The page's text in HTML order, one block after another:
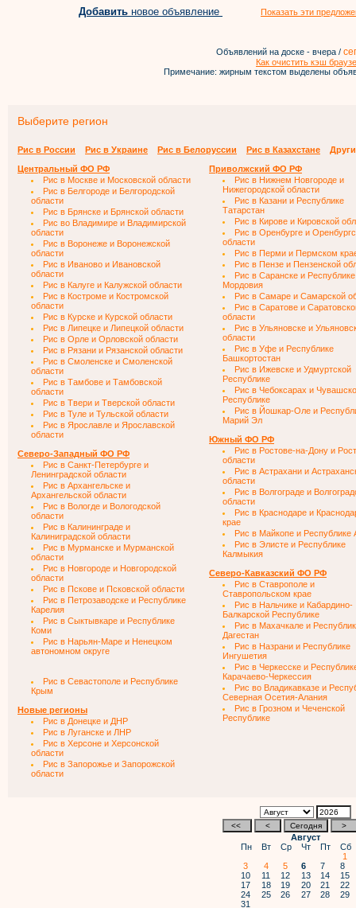
Добавить новое объявление Показать эти
Объявлений на доске - вчера /
Как очистить кэш
Примечание: жирным текстом выделены
Выберите регион
Рис в России Рис в Украине Рис в Белоруссии Рис в Казахстане
Центральный ФО РФ
Рис в Москве и Московской области
Рис в Белгороде и Белгородской
области
Рис в Брянске и Брянской области
Рис во Владимире и Владимирской
области
Рис в Воронеже и Воронежской
области
Рис в Иваново и Ивановской
области
Рис в Калуге и Калужской области
Рис в Костроме и Костромской
области
Рис в Курске и Курской области
Рис в Липецке и Липецкой области
Рис в Орле и Орловской области
Рис в Рязани и Рязанской области
Рис в Смоленске и Смоленской
области
Рис в Тамбове и Тамбовской
области
Рис в Твери и Тверской области
Рис в Туле и Тульской области
Рис в Ярославле и Ярославской
области
Северо-Западный ФО РФ
Рис в Санкт-Петербурге и
Ленинградской области
Рис в Архангельске и
Архангельской области
Рис в Вологде и Вологодской
области
Рис в Калининграде и
Калиниградской области
Рис в Мурманске и Мурманской
области
Рис в Новгороде и Новгородской
области
Рис в Пскове и Псковской области
Рис в Петрозаводске и Республике
Карелия
Рис в Сыктывкаре и Республике
Коми
Рис в Нарьян-Маре и Ненецком
автономном округе
Рис в Севастополе и Республике
Крым
Новые регионы
Рис в Донецке и ДНР
Рис в Луганске и ЛНР
Рис в Херсоне и Херсонской
области
Рис в Запорожье и Запорожской
области
Приволжский ФО РФ
Рис в Нижнем Новгороде и
Нижегородской области
Рис в Казани и Республике
Татарстан
Рис в Кирове и Кировской
Рис в Оренбурге и
области
Рис в Перми и Пермском
Рис в Пензе и Пензенской
Рис в Саранске и Республике
Мордовия
Рис в Самаре и Самарской
Рис в Саратове и
области
Рис в Ульяновске и
области
Рис в Уфе и Республике
Башкортостан
Рис в Ижевске и Удмуртской
Республике
Рис в Чебоксарах и
Республике
Рис в Йошкар-Оле и
Марий Эл
Южный ФО РФ
Рис в Ростове-на-Дону и
области
Рис в Астрахани и
области
Рис в Волгограде и
области
Рис в Краснодаре и
крае
Рис в Майкопе и Республике
Рис в Элисте и Республике
Калмыкия
Северо-Кавказский ФО РФ
Рис в Ставрополе и
Ставропольском крае
Рис в Нальчике и Кабардино-
Балкарской Республике
Рис в Махачкале и
Дагестан
Рис в Назрани и Республике
Ингушетия
Рис в Черкесске и
Карачаево-Черкессия
Рис во Владикавказе и
Северная Осетия-Алания
Рис в Грозном и Чеченской
Республике
Август
Пн
Вт Ср Чт Пт Сб
1
3
4 5 6 7 8
10
11 12 13 14 15
17
18 19 20 21 22
24
25 26 27 28 29
31